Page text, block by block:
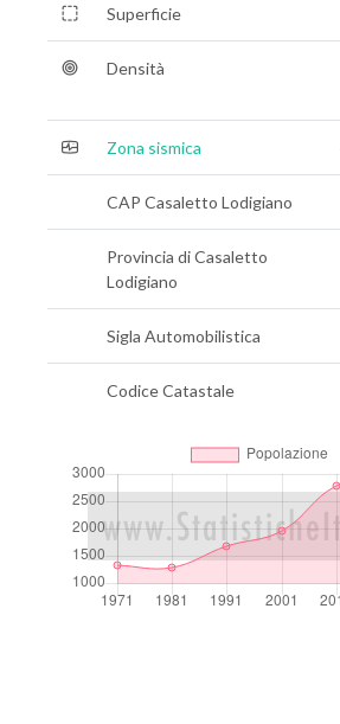
Superficie
Densità
Zona sismica
CAP Casaletto Lodigiano
Provincia di Casaletto
Lodigiano
Sigla Automobilistica
Codice Catastale